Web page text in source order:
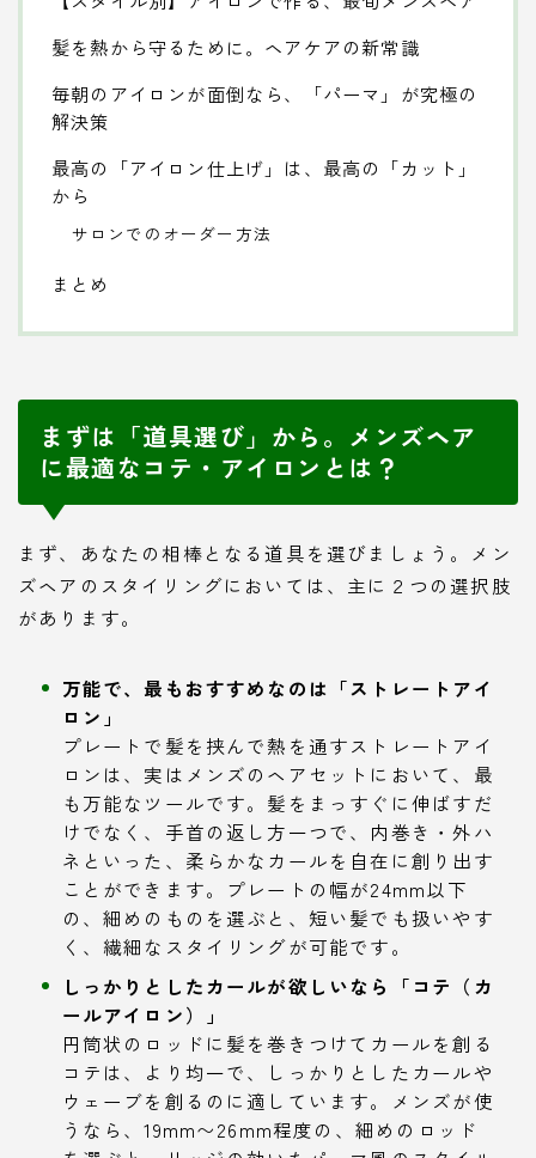
髪を熱から守るために。ヘアケアの新常識
毎朝のアイロンが面倒なら、「パーマ」が究極の
解決策
最高の「アイロン仕上げ」は、最高の「カット」
から
サロンでのオーダー方法
まとめ
まずは「道具選び」から。メンズヘア
に最適なコテ・アイロンとは？
まず、あなたの相棒となる道具を選びましょう。メン
ズヘアのスタイリングにおいては、主に２つの選択肢
があります。
万能で、最もおすすめなのは「ストレートアイ
ロン」
プレートで髪を挟んで熱を通すストレートアイ
ロンは、実はメンズのヘアセットにおいて、最
も万能なツールです。髪をまっすぐに伸ばすだ
けでなく、手首の返し方一つで、内巻き・外ハ
ネといった、柔らかなカールを自在に創り出す
ことができます。プレートの幅が24mm以下
の、細めのものを選ぶと、短い髪でも扱いやす
く、繊細なスタイリングが可能です。
しっかりとしたカールが欲しいなら「コテ（カ
ールアイロン）」
円筒状のロッドに髪を巻きつけてカールを創る
コテは、より均一で、しっかりとしたカールや
ウェーブを創るのに適しています。メンズが使
うなら、19mm〜26mm程度の、細めのロッド